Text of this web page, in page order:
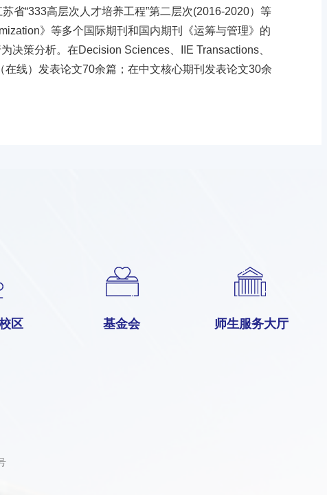
省“333高层次人才培养工程”第二层次(2016-2020）等
》等多个国际期刊和国内期刊《运筹与管理》的
决策分析。在Decision Sciences、IIE Transactions、
线）发表论文70余篇；在中文核心期刊发表论文30余
区 基金会 师生服务大厅